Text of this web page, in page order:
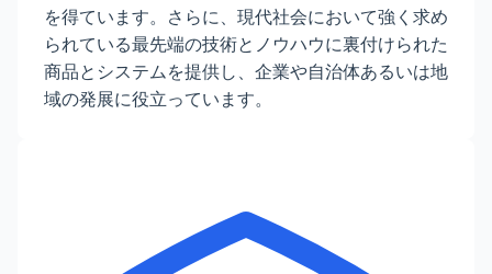
を得ています。さらに、現代社会において強く求め
られている最先端の技術とノウハウに裏付けられた
商品とシステムを提供し、企業や自治体あるいは地
域の発展に役立っています。